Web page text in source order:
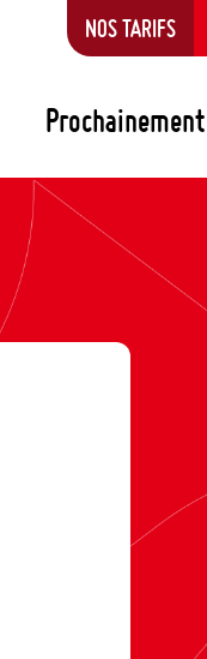
Prochainement
NOS TARIFS